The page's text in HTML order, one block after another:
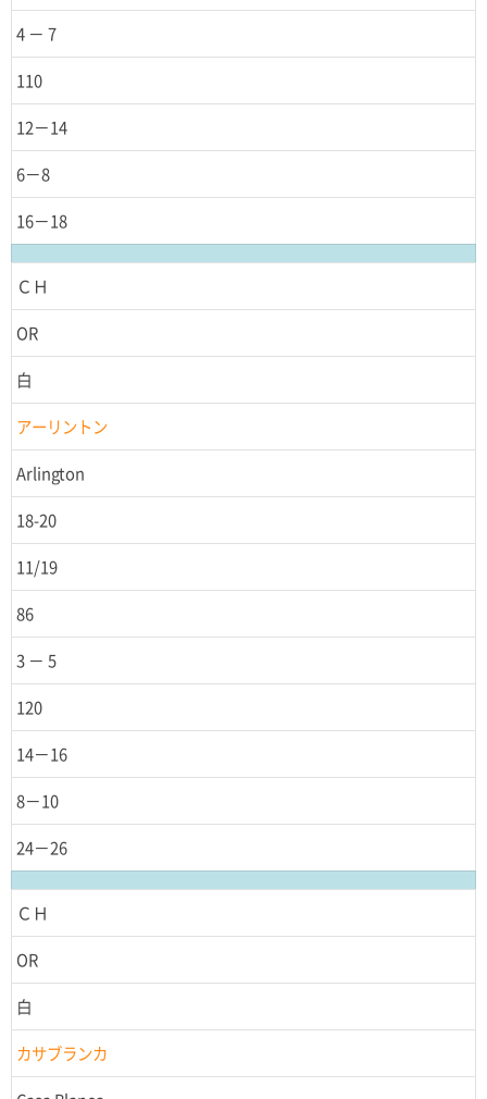
4 － 7
110
12－14
6－8
16－18
ＣＨ
OR
白
アーリントン
Arlington
18-20
11/19
86
3 － 5
120
14－16
8－10
24－26
ＣＨ
OR
白
カサブランカ